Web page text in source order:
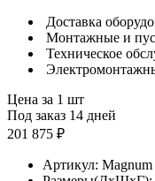
Доставка
Монтажные и
Техническое
Цена за 1 шт
Под заказ 14 дней
201 875 ₽
Артикул: